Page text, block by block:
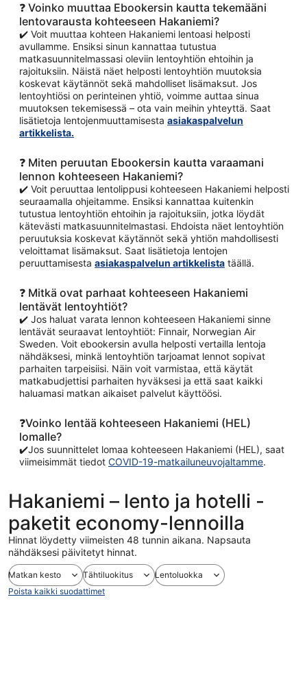
❓ Voinko muuttaa Ebookersin kautta tekemääni
lentovarausta kohteeseen Hakaniemi?
✔️ Voit muuttaa kohteen Hakaniemi lentoasi helposti
avullamme. Ensiksi sinun kannattaa tutustua
matkasuunnitelmassasi oleviin lentoyhtiön ehtoihin ja
rajoituksiin. Näistä näet helposti lentoyhtiön muutoksia
koskevat käytännöt sekä mahdolliset lisämaksut. Jos
lentoyhtiösi on perinteinen yhtiö, voimme auttaa sinua
muutoksen tekemisessä – ota vain meihin yhteyttä. Saat
lisätietoja lentojenmuuttamisesta asiakaspalvelun
artikkelista.
❓ Miten peruutan Ebookersin kautta varaamani
lennon kohteeseen Hakaniemi?
✔️ Voit peruuttaa lentolippusi kohteeseen Hakaniemi helposti
seuraamalla ohjeitamme. Ensiksi kannattaa kuitenkin
tutustua lentoyhtiön ehtoihin ja rajoituksiin, jotka löydät
kätevästi matkasuunnitelmastasi. Ehdoista näet lentoyhtiön
peruutuksia koskevat käytännöt sekä yhtiön mahdollisesti
veloittamat lisämaksut. Saat lisätietoja lentojen
peruuttamisesta asiakaspalvelun artikkelista täällä.
❓ Mitkä ovat parhaat kohteeseen Hakaniemi
lentävät lentoyhtiöt?
✔️ Jos haluat varata lennon kohteeseen Hakaniemi sinne
lentävät seuraavat lentoyhtiöt: Finnair, Norwegian Air
Sweden. Voit ebookersin avulla helposti vertailla lentoja
nähdäksesi, minkä lentoyhtiön tarjoamat lennot sopivat
parhaiten tarpeisiisi. Näin voit varmistaa, että käytät
matkabudjettisi parhaiten hyväksesi ja että saat kaikki
haluamasi matkan aikaiset palvelut käyttöösi.
❓Voinko lentää kohteeseen Hakaniemi (HEL)
lomalle?
✔️Jos suunnittelet lomaa kohteeseen Hakaniemi (HEL), saat
viimeisimmät tiedot COVID-19-matkailuneuvojaltamme.
Hakaniemi – lento ja hotelli -
paketit economy-lennoilla
Hinnat löydetty viimeisten 48 tunnin aikana. Napsauta
nähdäksesi päivitetyt hinnat.
Matkan kesto Tähtiluokitus
Lentoluokka
Poista kaikki suodattimet